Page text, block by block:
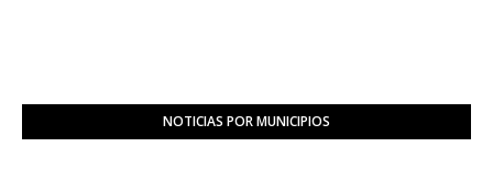
NOTICIAS POR MUNICIPIOS